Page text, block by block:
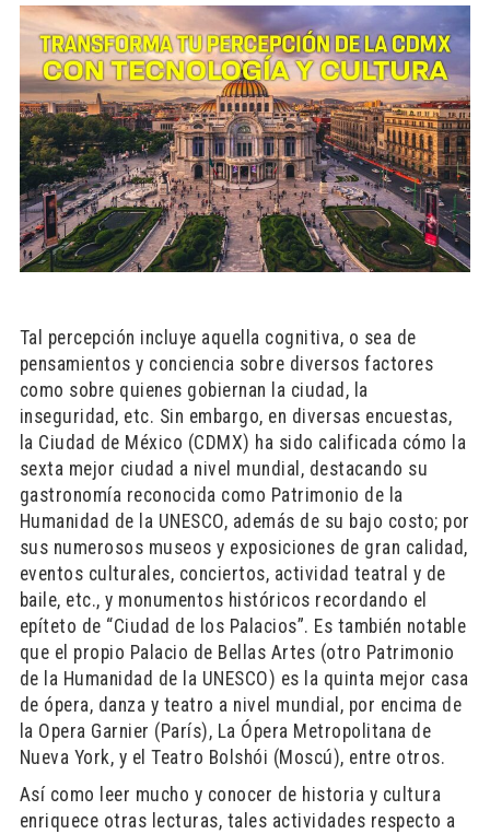
Tal percepción incluye aquella cognitiva, o sea de
pensamientos y conciencia sobre diversos factores
como sobre quienes gobiernan la ciudad, la
inseguridad, etc. Sin embargo, en diversas encuestas,
la Ciudad de México (CDMX) ha sido calificada cómo la
sexta mejor ciudad a nivel mundial, destacando su
gastronomía reconocida como Patrimonio de la
Humanidad de la UNESCO, además de su bajo costo; por
sus numerosos museos y exposiciones de gran calidad,
eventos culturales, conciertos, actividad teatral y de
baile, etc., y monumentos históricos recordando el
epíteto de “Ciudad de los Palacios”. Es también notable
que el propio Palacio de Bellas Artes (otro Patrimonio
de la Humanidad de la UNESCO) es la quinta mejor casa
de ópera, danza y teatro a nivel mundial, por encima de
la Opera Garnier (París), La Ópera Metropolitana de
Nueva York, y el Teatro Bolshói (Moscú), entre otros.
Así como leer mucho y conocer de historia y cultura
enriquece otras lecturas, tales actividades respecto a